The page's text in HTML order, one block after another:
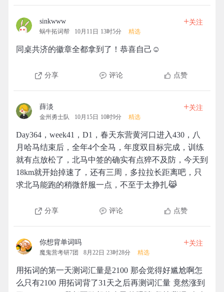
sinkwww
蜗牛拓词帮 10月11日 13时5分 精选
+关注
同桌共济的徽章全都拿到了！恭喜自己☺️
分享 评论 点赞
薛淡
金州勇士队 10月15日 10时9分 精选
+关注
Day364，week41，D1，春天东营黄河口进入430，八
月哈马结束后，全年4个全马，年度双目标完成，训练
就有点放松了，北马中签的确实有点猝不及防，今天到
18km就开始掉速了，还有三周，多拉拉长距离吧，只
求北马能跑的稍微舒服一点，不至于太挣扎😹
分享 评论 点赞
你想背单词吗
魔鬼营考研7团 8月22日 23时28分 精选
+关注
用拓词的第一天测词汇量是2100 那会觉得好尴尬啊怎
么只有2100 用拓词背了31天之后再测词汇量 竟然涨到